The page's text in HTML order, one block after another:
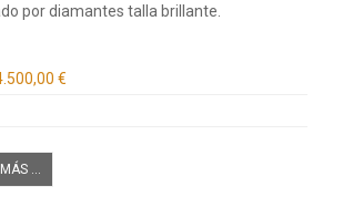
por diamantes talla brillante.
€
...